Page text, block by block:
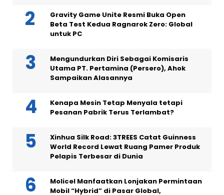
Gravity Game Unite Resmi Buka Open
Beta Test Kedua Ragnarok Zero: Global
untuk PC
Mengundurkan Diri Sebagai Komisaris
Utama PT. Pertamina (Persero), Ahok
Sampaikan Alasannya
Kenapa Mesin Tetap Menyala tetapi
Pesanan Pabrik Terus Terlambat?
Xinhua Silk Road: 3TREES Catat Guinness
World Record Lewat Ruang Pamer Produk
Pelapis Terbesar di Dunia
Molicel Manfaatkan Lonjakan Permintaan
Mobil “Hybrid” di Pasar Global,